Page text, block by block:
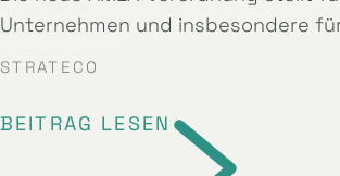
Unternehmen und insbesondere
STRATECO
BEITRAG LESEN